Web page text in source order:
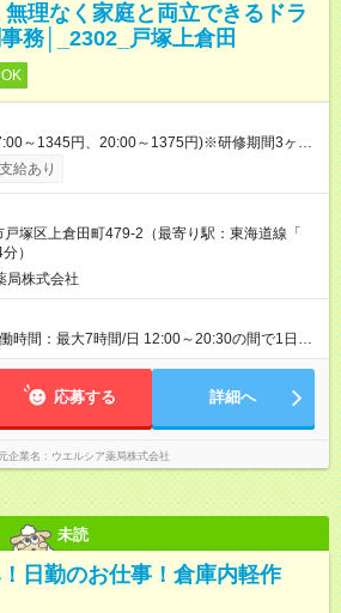
理なく家庭と両立できるドラ
務│_2302_戸塚上倉田
～1345円、20:00～1375円)※研修期間3ヶ月
による更新判定あり 社内試験合格後、時給＋50
学生は＋20円） 試用期間あり：入社日
間の長さ：3ヶ月 雇用形態、給与は本採用時と
給あり
塚区上倉田町479-2（最寄り駅：東海道線「
）
局株式会社
時間：最大7時間/日 12:00～20:30の間で1日4
週2～5日の勤務 ※シフトの相談可能 ☆未経験・
応募する 詳細へ
企業名 ウエルシア薬局株式会社
未読
日勤のお仕事！倉庫内軽作